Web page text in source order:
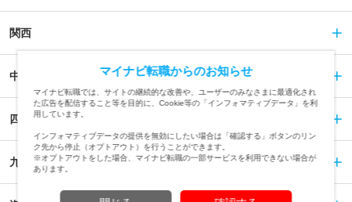
関西
中国
四国
九州
マイナビ転職からのお知らせ
マイナビ転職では、サイトの継続的な改善や、ユーザーのみなさまに最適化され
た広告を配信すること等を目的に、Cookie等の「インフォマティブデータ」を利
用しています。
インフォマティブデータの提供を無効にしたい場合は「確認する」ボタンのリン
ク先から停止（オプトアウト）を行うことができます。
※オプトアウトをした場合、マイナビ転職の一部サービスを利用できない場合が
あります。